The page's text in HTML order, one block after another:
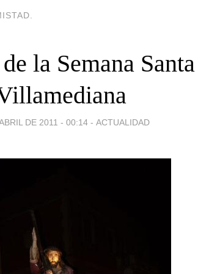
la Semana
DE 2011 - 00:14 - ACTUALIDAD